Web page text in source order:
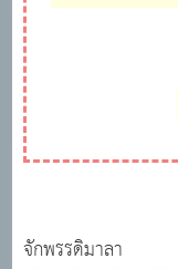
จักพรรดิมาลา